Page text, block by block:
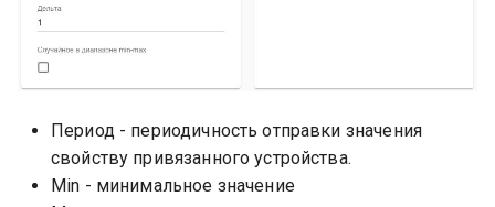
Период - периодичность отправки значения
свойству привязанного устройства.
Min - минимальное значение